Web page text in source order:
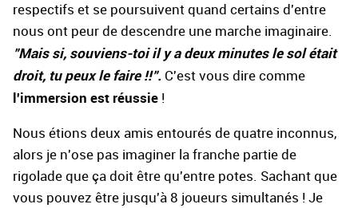
respectifs et se poursuivent quand certains d'entre
nous ont peur de descendre une marche imaginaire.
"Mais si, souviens-toi il y a deux minutes le sol était
droit, tu peux le faire !!". C'est vous dire comme
l'immersion est réussie !
Nous étions deux amis entourés de quatre inconnus,
alors je n'ose pas imaginer la franche partie de
rigolade que ça doit être qu'entre potes. Sachant que
vous pouvez être jusqu'à 8 joueurs simultanés ! Je